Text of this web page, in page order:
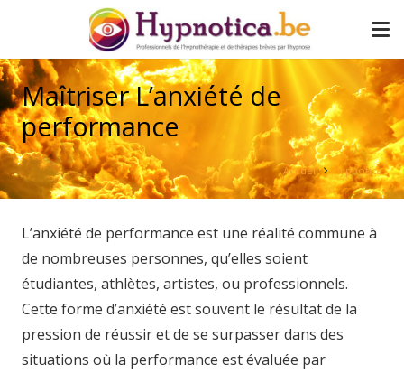
Maîtriser L’anxiété de
performance
Accueil hypnotica
L’anxiété de performance est une réalité commune à
de nombreuses personnes, qu’elles soient
étudiantes, athlètes, artistes, ou professionnels.
Cette forme d’anxiété est souvent le résultat de la
pression de réussir et de se surpasser dans des
situations où la performance est évaluée par